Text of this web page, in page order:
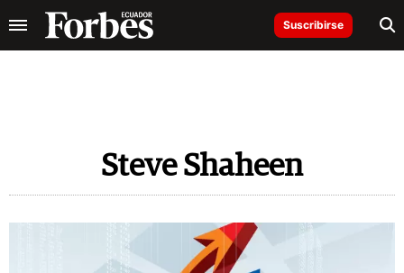
Suscribirse
Steve Shaheen